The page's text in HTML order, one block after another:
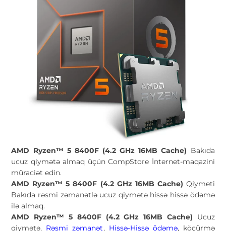
AMD Ryzen™ 5 8400F (4.2 GHz 16MB Cache) Bakıda
ucuz qiymətə almaq üçün CompStore İnternet-maqazini
müraciət edin.
AMD Ryzen™ 5 8400F (4.2 GHz 16MB Cache) Qiymeti
Bakıda rəsmi zəmanətlə ucuz qiymətə hissə hissə ödəmə
ilə almaq.
AMD Ryzen™ 5 8400F (4.2 GHz 16MB Cache) Ucuz
qiymətə, Rəsmi zəmanət, Hissə-Hissə ödəmə, köçürmə